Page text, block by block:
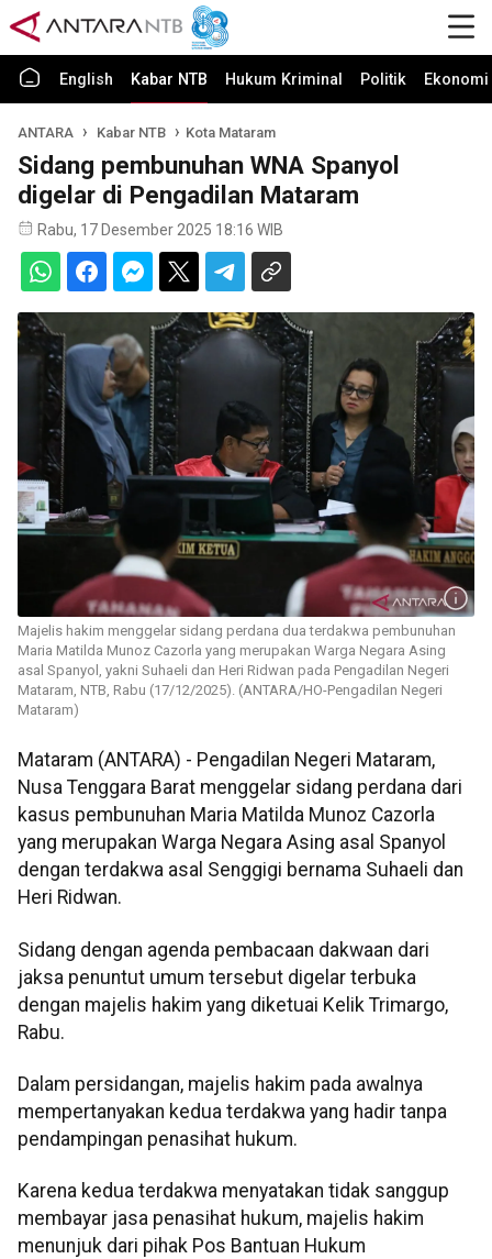
English Kabar NTB Hukum Kriminal Politik
ANTARA Kabar NTB Kota Mataram
Sidang pembunuhan WNA Spanyol
digelar di Pengadilan Mataram
Rabu, 17 Desember 2025 18:16 WIB
Majelis hakim menggelar sidang perdana dua terdakwa pembunuhan
Maria Matilda Munoz Cazorla yang merupakan Warga Negara Asing
asal Spanyol, yakni Suhaeli dan Heri Ridwan pada Pengadilan Negeri
Mataram, NTB, Rabu (17/12/2025). (ANTARA/HO-Pengadilan Negeri
Mataram)
Mataram (ANTARA) - Pengadilan Negeri Mataram,
Nusa Tenggara Barat menggelar sidang perdana dari
kasus pembunuhan Maria Matilda Munoz Cazorla
yang merupakan Warga Negara Asing asal Spanyol
dengan terdakwa asal Senggigi bernama Suhaeli dan
Heri Ridwan.
Sidang dengan agenda pembacaan dakwaan dari
jaksa penuntut umum tersebut digelar terbuka
dengan majelis hakim yang diketuai Kelik Trimargo,
Rabu.
Dalam persidangan, majelis hakim pada awalnya
mempertanyakan kedua terdakwa yang hadir tanpa
pendampingan penasihat hukum.
Karena kedua terdakwa menyatakan tidak sanggup
membayar jasa penasihat hukum, majelis hakim
menunjuk dari pihak Pos Bantuan Hukum